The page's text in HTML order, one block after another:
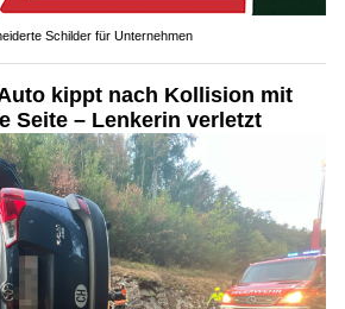
Schilder für Unternehmen
kippt nach Kollision mit
Seite – Lenkerin verletzt